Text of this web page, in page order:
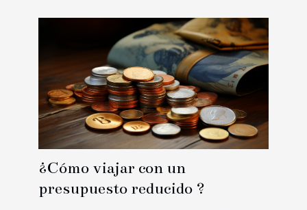
¿Cómo viajar con un
presupuesto reducido ?